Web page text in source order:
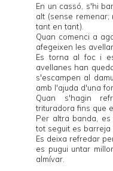
En un cassó, s'hi
alt (sense
tant en tant).
Quan comenci a
afegeixen les
Es torna al foc i
avellanes han
s'escampen al
amb l'ajuda d'una
Quan s'hagin
trituradora fins que
Per altra banda,
tot seguit es barreja
Es deixa refredar
es pugui untar
almívar.